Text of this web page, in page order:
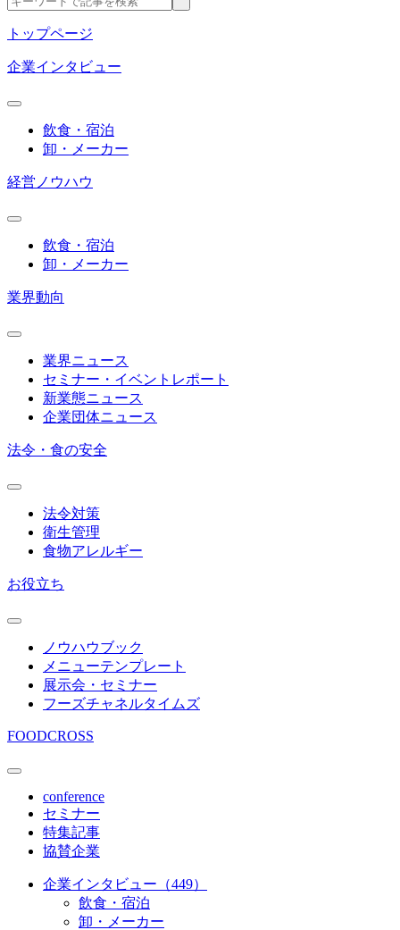
トップページ
企業インタビュー
飲食・宿泊
卸・メーカー
経営ノウハウ
飲食・宿泊
卸・メーカー
業界動向
業界ニュース
セミナー・イベントレポート
新業態ニュース
企業団体ニュース
法令・食の安全
法令対策
衛生管理
食物アレルギー
お役立ち
ノウハウブック
メニューテンプレート
展示会・セミナー
フーズチャネルタイムズ
FOODCROSS
conference
セミナー
特集記事
協賛企業
企業インタビュー（449）
飲食・宿泊
卸・メーカー